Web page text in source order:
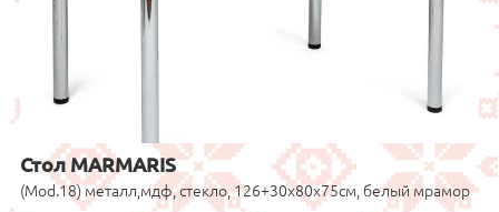
Стол MARMARIS
(Mod.18) металл,мдф, стекло, 126+30x80x75см, белый мрамор